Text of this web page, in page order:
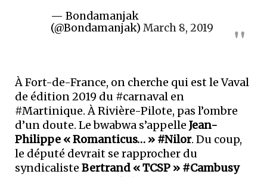
— Bondamanjak
(@Bondamanjak) March 8, 2019
À Fort-de-France, on cherche qui est le Vaval
de édition 2019 du #carnaval en
#Martinique. À Rivière-Pilote, pas l’ombre
d’un doute. Le bwabwa s’appelle Jean-
Philippe « Romanticus… » #Nilor. Du coup,
le député devrait se rapprocher du
syndicaliste Bertrand « TCSP » #Cambusy